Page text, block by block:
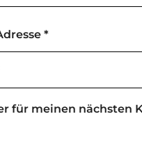
*
für meinen nächsten